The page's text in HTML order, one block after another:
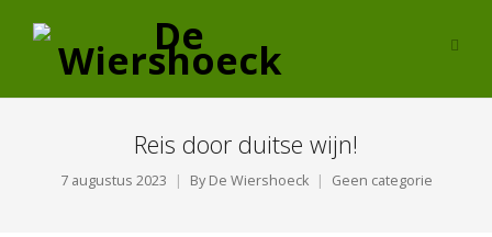
Reis door duitse wijn!
7 augustus 2023 By De Wiershoeck Geen categorie